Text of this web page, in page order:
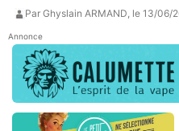
Par Ghyslain ARMAND, le 13/06/
Annonce